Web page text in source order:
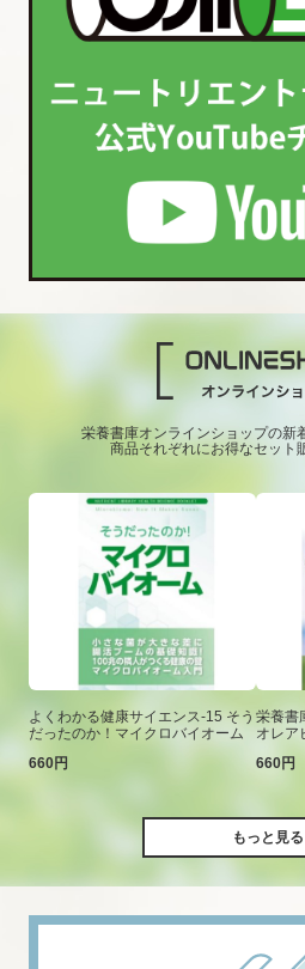
栄養書庫オンラインショップの新
商品それぞれにお得なセット
よくわかる健康サイエンス-15 そう
だったのか！マイクロバイオーム
660円
栄養書
オレア
660円
もっと見る